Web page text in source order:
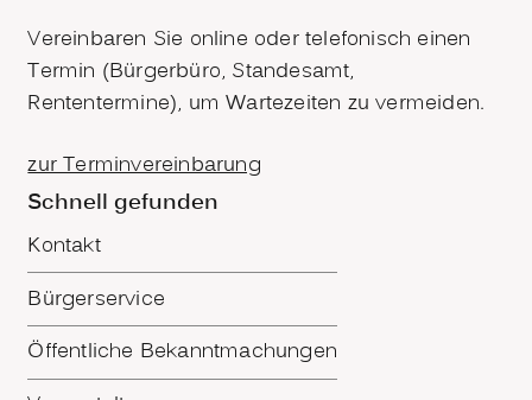
Vereinbaren Sie online oder telefonisch einen
Termin (Bürgerbüro, Standesamt,
Rententermine), um Wartezeiten zu vermeiden.
zur Terminvereinbarung
Schnell gefunden
Kontakt
Bürgerservice
Öffentliche Bekanntmachungen